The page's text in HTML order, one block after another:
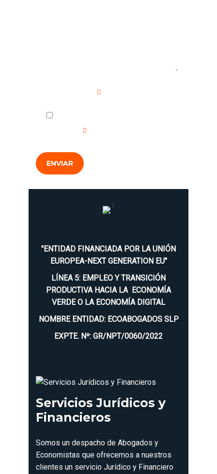
ENVIAR
"ENTIDAD FINANCIADA POR LA UNIÓN
EUROPEA-NEXT GENERATION EU"
LÍNEA 5: EMPLEO Y TRANSICIÓN
PRODUCTIVA HACIA LA ECONOMÍA
VERDE O LA ECONOMÍA DIGITAL
NOMBRE ENTIDAD: ECOABOGADOS SLP
EXPTE. Nº: GR/NPT/0060/2022
Servicios Jurídicos y
Financieros
Somos un despacho de Abogados y
Economistas que ofrecemos a nuestros
clientes un servicio Jurídico y Financiero